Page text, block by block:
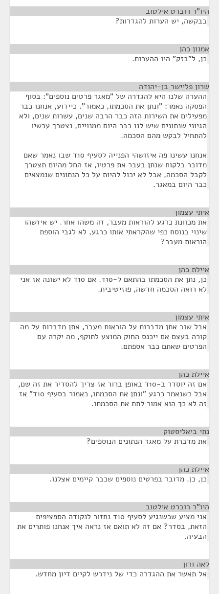
היו"ר רוברט אילטוב
בבקשה, יש הערות להגדרות?
אמנון כהן
כן, ל"בזק" היו ההערות.
שרון פליישר בן-יהודה
ההערה שלנו היא להגדרה של "מאגר פרטים נוספים": בסוף
הפסקה נאמר: "ונתן את הסכמתו, כאמור". כיידוע, אנחנו כבר
מפעילים את השירות הזה כבר הרבה שנים, עשרות שנים, ולא
הגיוני שנתונים שיש לנו כבר היום ממנויים, נצטרך עכשיו
להתחיל לבקש מהם הסכמה.
אנחנו עשינו פה איזושהי הפנייה לסעיף 10ד שבו נאמר שאם
מדובר בלקוח שנתן בעבר את פרטיו, אז החל מהיום תצטרך
לקבל הסכמה, אבל לא יכול להיות על כל הנתונים שנמצאים
כבר היום במאגר.
איתי עצמון
את מכוונת כרגע להוראות מעבר, זה משהו אחר. יש איזשהו
שינוי בנוסח כפי שהקראתי אותו כרגע, לא לגבי הוספת
הוראות מעבר?
איילת כהן
כן, נתן את הסכמתו בהתאם ל-10ד. אם 10ד לא ישונה אז אני
לא רואה הסכמה חדשה, פוזיטיבית.
איתי עצמון
אבל שוב אתן מדברות על הוראות מעבר, אתן מדברות על מה
קורה בעצם אם ייכנס החוק המוצע לתוקף, מה יקרה עם
הפרטים שאתם כבר אספתם.
איילת כהן
אם זה יוסדר ב-10ד באופן ברור אז צריך להסדיר את זה שם,
אבל כשנאמר כרגע "ונתן את הסכמתו, כאמור בסעיף 10ד" אז
זה לא כך הוא אמור לתת את הסכמתו.
נתי ביאליסטוק
את מדברת על מאגר הנתונים הנוספים?
איילת כהן
כן, כן. מדובר בפרטים נוספים שכבר קיימים אצלנו.
היו"ר רוברט אילטוב
אני מציע שכשנגיע לסעיף 10ד נחזור לנקודה הספציפית
הזאת, בסדר? אם זה לא תואם אז נראה איך אנחנו פותרים את
הבעיה.
לאה ורון
אל תאשר את ההגדרה כדי של נידרש לקיים דיון מחדש.